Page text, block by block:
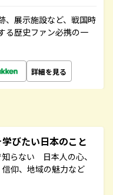
、展示施設など、戦国時
る歴史ファン必携の一
詳細を見る
びたい日本のこと
らない 日本人の心、
仰、地域の魅力など